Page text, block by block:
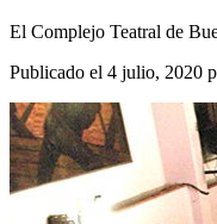
El Complejo Teatral de
Publicado el 4 julio, 2020